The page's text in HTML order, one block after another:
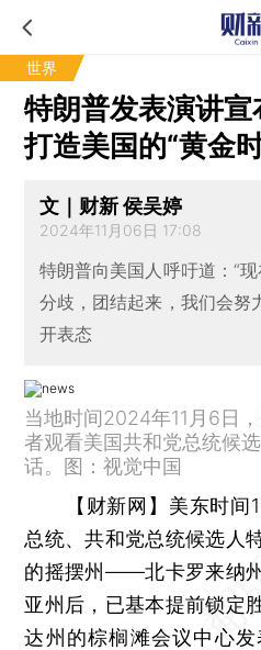
世界
特朗普发表演讲
打造美国的“黄金
文｜财新 侯吴婷
2024年11月06日 17:08
特朗普向美国人呼吁道：“
分歧，团结起来，我们会努
开表态
当地时间2024年11月6日
者观看美国共和党总统候
话。图：视觉中国
【财新网】 美东时间
总统、共和党总统候选人
的摇摆州——北卡罗来纳
亚州后，已基本提前锁定
达州的棕榈滩会议中心